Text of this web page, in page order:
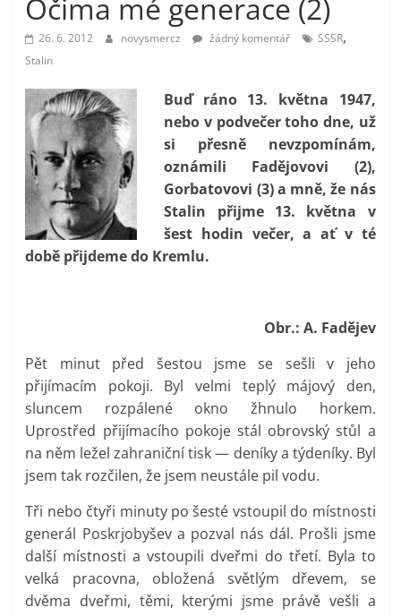
prospívá?
Očima mé generace (2)
26. 6. 2012 novysmercz žádný komentář SSSR,
Stalin
Buď ráno 13. května 1947,
nebo v podvečer toho dne, už
si přesně nevzpomínám,
oznámili Fadějovovi (2),
Gorbatovovi (3) a mně, že nás
Stalin přijme 13. května v
šest hodin večer, a ať v té
době přijdeme do Kremlu.
Obr.: A. Fadějev
Pět minut před šestou jsme se sešli v jeho
přijímacím pokoji. Byl velmi teplý májový den,
sluncem rozpálené okno žhnulo horkem.
Uprostřed přijímacího pokoje stál obrovský stůl a
na něm ležel zahraniční tisk — deníky a týdeníky. Byl
jsem tak rozčilen, že jsem neustále pil vodu.
Tři nebo čtyři minuty po šesté vstoupil do místnosti
generál Poskrjobyšev a pozval nás dál. Prošli jsme
další místnosti a vstoupili dveřmi do třetí. Byla to
velká pracovna, obložená světlým dřevem, se
dvěma dveřmi, těmi, kterými jsme právě vešli a